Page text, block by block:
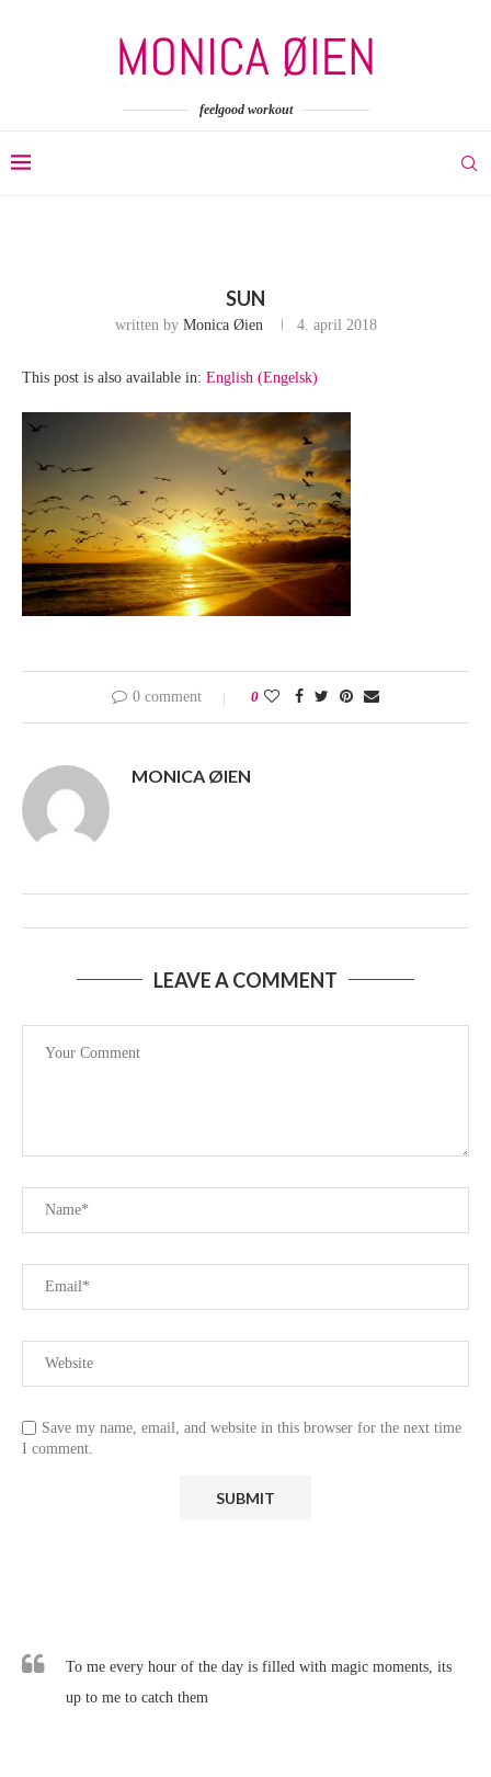
feelgood workout
SUN
written by Monica Øien 4. april 2018
This post is also available in: English (Engelsk)
0 comment 0
MONICA ØIEN
LEAVE A COMMENT
Save my name, email, and website in this browser for the next time
I comment.
To me every hour of the day is filled with magic moments, its
up to me to catch them